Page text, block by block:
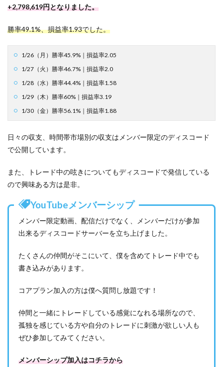
+2,798,619円となりました。
勝率49.1%、損益率1.93でした。
1/26（月）勝率45.9%｜損益率2.05
1/27（火）勝率46.7%｜損益率2.0
1/28（水）勝率44.4%｜損益率1.58
1/29（木）勝率60%｜損益率3.19
1/30（金）勝率56.1%｜損益率1.88
日々の収支、時間帯市場別の収支はメンバー限定のディスコード
で公開しています。
また、トレード中の呟きについてもディスコードで発信している
ので興味ある方は是非。
YouTubeメンバーシップ
メンバー限定動画、配信だけでなく、メンバーだけが参加
出来るディスコードサーバーを立ち上げました。
たくさんの仲間がそこにいて、僕を含めてトレード中でも
書き込みがあります。
コアプラン加入の方は僕へ質問し放題です！
仲間と一緒にトレードしている感覚になれる場所なので、
孤独を感じている方や自分のトレードに刺激が欲しい人も
ぜひ参加してみてください。
メンバーシップ加入はコチラから